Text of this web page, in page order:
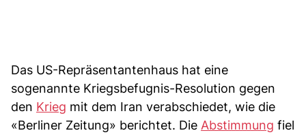
Das US-Repräsentantenhaus hat eine
sogenannte Kriegsbefugnis-Resolution gegen
den Krieg mit dem Iran verabschiedet, wie die
«Berliner Zeitung» berichtet. Die Abstimmung fiel